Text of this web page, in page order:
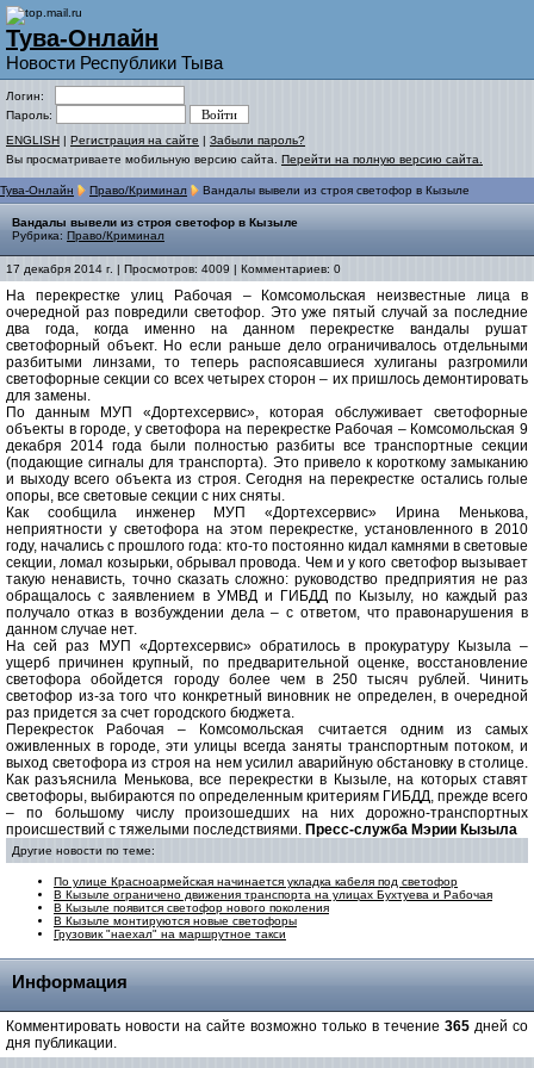
Тува-Онлайн
Новости Республики Тыва
Логин:
Пароль:
ENGLISH | Регистрация на сайте | Забыли пароль?
Вы просматриваете мобильную версию сайта. Перейти на полную версию сайта.
Тува-Онлайн Право/Криминал Вандалы вывели из строя светофор в Кызыле
Вандалы вывели из строя светофор в Кызыле
Рубрика: Право/Криминал
17 декабря 2014 г. | Просмотров: 4009 | Комментариев: 0
На перекрестке улиц Рабочая – Комсомольская неизвестные лица в
очередной раз повредили светофор. Это уже пятый случай за последние
два года, когда именно на данном перекрестке вандалы рушат
светофорный объект. Но если раньше дело ограничивалось отдельными
разбитыми линзами, то теперь распоясавшиеся хулиганы разгромили
светофорные секции со всех четырех сторон – их пришлось демонтировать
для замены.
По данным МУП «Дортехсервис», которая обслуживает светофорные
объекты в городе, у светофора на перекрестке Рабочая – Комсомольская 9
декабря 2014 года были полностью разбиты все транспортные секции
(подающие сигналы для транспорта). Это привело к короткому замыканию
и выходу всего объекта из строя. Сегодня на перекрестке остались голые
опоры, все световые секции с них сняты.
Как сообщила инженер МУП «Дортехсервис» Ирина Менькова,
неприятности у светофора на этом перекрестке, установленного в 2010
году, начались с прошлого года: кто-то постоянно кидал камнями в световые
секции, ломал козырьки, обрывал провода. Чем и у кого светофор вызывает
такую ненависть, точно сказать сложно: руководство предприятия не раз
обращалось с заявлением в УМВД и ГИБДД по Кызылу, но каждый раз
получало отказ в возбуждении дела – с ответом, что правонарушения в
данном случае нет.
На сей раз МУП «Дортехсервис» обратилось в прокуратуру Кызыла –
ущерб причинен крупный, по предварительной оценке, восстановление
светофора обойдется городу более чем в 250 тысяч рублей. Чинить
светофор из-за того что конкретный виновник не определен, в очередной
раз придется за счет городского бюджета.
Перекресток Рабочая – Комсомольская считается одним из самых
оживленных в городе, эти улицы всегда заняты транспортным потоком, и
выход светофора из строя на нем усилил аварийную обстановку в столице.
Как разъяснила Менькова, все перекрестки в Кызыле, на которых ставят
светофоры, выбираются по определенным критериям ГИБДД, прежде всего
– по большому числу произошедших на них дорожно-транспортных
происшествий с тяжелыми последствиями. Пресс-служба Мэрии Кызыла
Другие новости по теме:
По улице Красноармейская начинается укладка кабеля под светофор
В Кызыле ограничено движения транспорта на улицах Бухтуева и Рабочая
В Кызыле появится светофор нового поколения
В Кызыле монтируются новые светофоры
Грузовик "наехал" на маршрутное такси
Информация
Комментировать новости на сайте возможно только в течение 365 дней со
дня публикации.